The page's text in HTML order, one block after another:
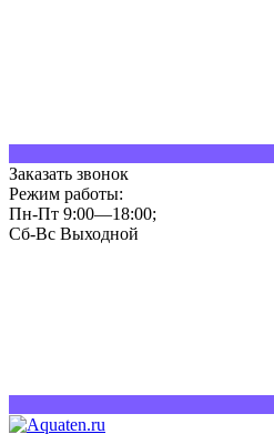
Заказать звонок
Режим работы:
Пн-Пт 9:00—18:00;
Сб-Вс Выходной